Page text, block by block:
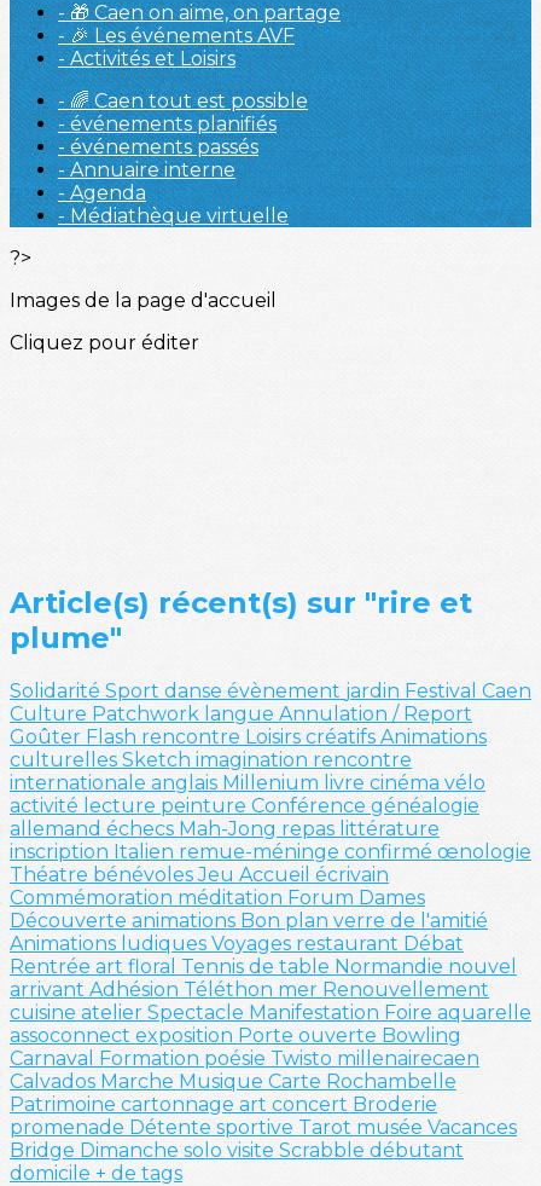
- 🎁 Caen on aime, on partage
- 🎉 Les événements AVF
- Activités et Loisirs
- 🌈 Caen tout est possible
- événements planifiés
- événements passés
- Annuaire interne
- Agenda
- Médiathèque virtuelle
?>
Images de la page d'accueil
Cliquez pour éditer
Article(s) récent(s) sur "rire et
plume"
Solidarité Sport danse évènement jardin Festival Caen
Culture Patchwork langue Annulation / Report
Goûter Flash rencontre Loisirs créatifs Animations
culturelles Sketch imagination rencontre
internationale anglais Millenium livre cinéma vélo
activité lecture peinture Conférence généalogie
allemand échecs Mah-Jong repas littérature
inscription Italien remue-méninge confirmé œnologie
Théatre bénévolesJeu Accueil écrivain
Commémoration méditation Forum Dames
Découverte animations Bon plan verre de l'amitié
Animations ludiques Voyages restaurant Débat
Rentrée art floral Tennis de table Normandie nouvel
arrivant Adhésion Téléthon mer Renouvellement
cuisine atelier Spectacle Manifestation Foire aquarelle
assoconnect exposition Porte ouverte Bowling
Carnaval Formation poésie Twisto millenairecaen
Calvados Marche Musique Carte Rochambelle
Patrimoine cartonnage art concert Broderie
promenade Détente sportive Tarot musée Vacances
Bridge Dimanche solo visite Scrabble débutant
domicile + de tags